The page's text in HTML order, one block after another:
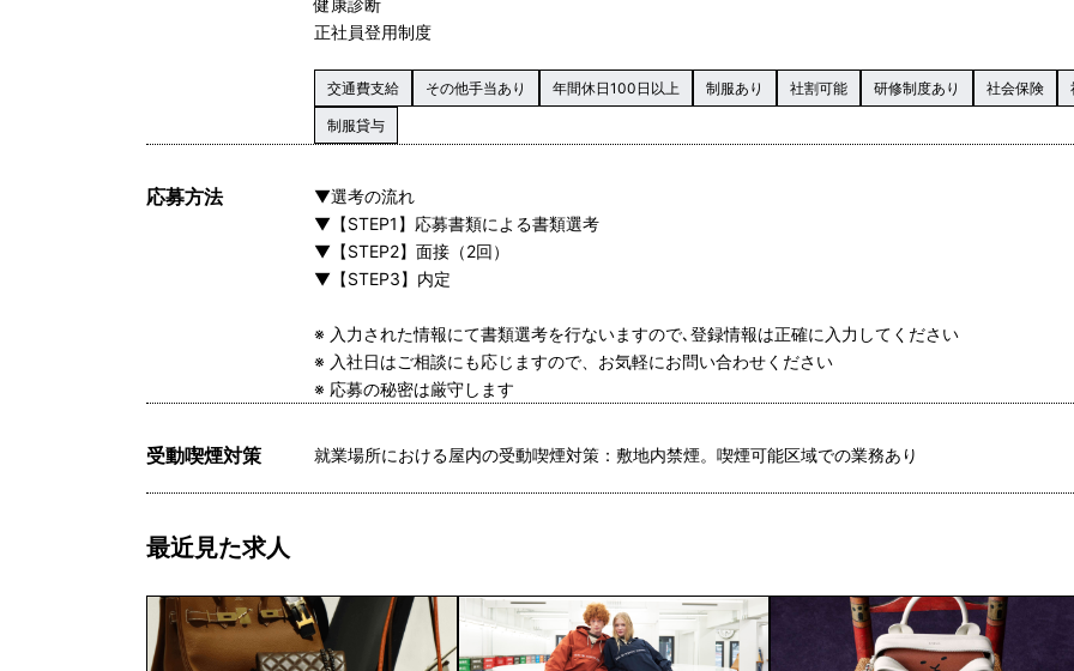
正社員登用制度
交通費支給 その他手当あり 年間休日100日以上 制服あり 社割可能 研修制度あり 社会保険
制服貸与
応募方法
▼選考の流れ
▼【STEP1】応募書類による書類選考
▼【STEP2】面接（2回）
▼【STEP3】内定
※ 入力された情報にて書類選考を行ないますので､登録情報は正確に入力してください
※ 入社日はご相談にも応じますので、お気軽にお問い合わせください
※ 応募の秘密は厳守します
受動喫煙対策 就業場所における屋内の受動喫煙対策：敷地内禁煙。喫煙可能区域での業務あり
最近見た求人